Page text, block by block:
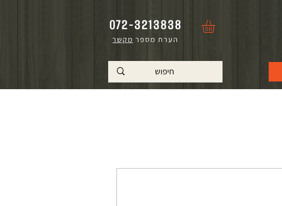
072-3213838
הערת מספר מקשר